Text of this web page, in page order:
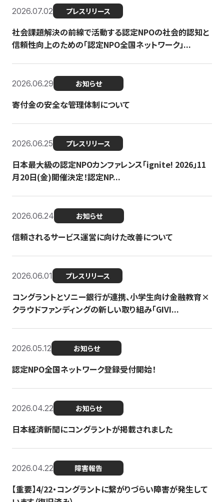
2026.07.02 プレスリリース
社会課題解決の前線で活動する認定NPOの社会的認知と
信頼性向上のための「認定NPO全国ネットワーク」...
2026.06.29 お知らせ
寄付金の安全な管理体制について
2026.06.25 プレスリリース
日本最大級の認定NPOカンファレンス「ignite! 2026」11
月20日(金)開催決定！認定NP...
2026.06.24 お知らせ
信頼されるサービス運営に向けた改善について
2026.06.01 プレスリリース
コングラントとソニー銀行が連携、小学生向け金融教育×
クラウドファンディングの新しい取り組み「GIVI...
2026.05.12 お知らせ
認定NPO全国ネットワーク登録受付開始！
2026.04.22 お知らせ
日本経済新聞にコングラントが掲載されました
2026.04.22 障害報告
【重要】4/22・コングラントに繋がりづらい障害が発生して